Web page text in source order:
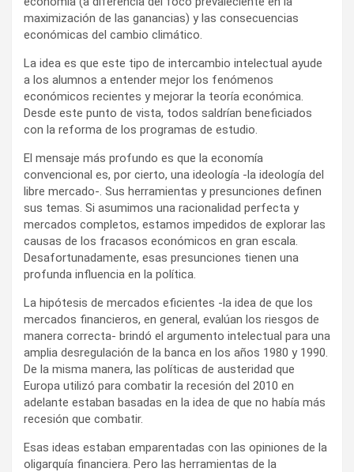
maximización de las ganancias) y las consecuencias
económicas del cambio climático.
La idea es que este tipo de intercambio intelectual ayude
a los alumnos a entender mejor los fenómenos
económicos recientes y mejorar la teoría económica.
Desde este punto de vista, todos saldrían beneficiados
con la reforma de los programas de estudio.
El mensaje más profundo es que la economía
convencional es, por cierto, una ideología -la ideología del
libre mercado-. Sus herramientas y presunciones definen
sus temas. Si asumimos una racionalidad perfecta y
mercados completos, estamos impedidos de explorar las
causas de los fracasos económicos en gran escala.
Desafortunadamente, esas presunciones tienen una
profunda influencia en la política.
La hipótesis de mercados eficientes -la idea de que los
mercados financieros, en general, evalúan los riesgos de
manera correcta- brindó el argumento intelectual para una
amplia desregulación de la banca en los años 1980 y 1990.
De la misma manera, las políticas de austeridad que
Europa utilizó para combatir la recesión del 2010 en
adelante estaban basadas en la idea de que no había más
recesión que combatir.
Esas ideas estaban emparentadas con las opiniones de la
oligarquía financiera. Pero las herramientas de la